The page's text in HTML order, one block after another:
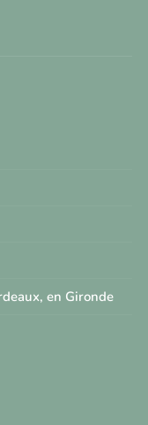
en Gironde